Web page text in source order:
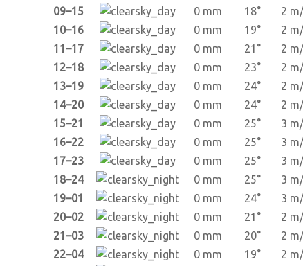
09–15
0 mm 18°
2
10–16
0 mm 19°
2
11–17
0 mm 21°
2
12–18
0 mm 23°
2
13–19
0 mm 24°
2
14–20
0 mm 24°
2
15–21
0 mm 25°
3
16–22
0 mm 25°
3
17–23
0 mm 25°
3
18–24
0 mm 25°
3
19–01
0 mm 24°
3
20–02
0 mm 21°
2
21–03
0 mm 20°
2
22–04
0 mm 19°
2